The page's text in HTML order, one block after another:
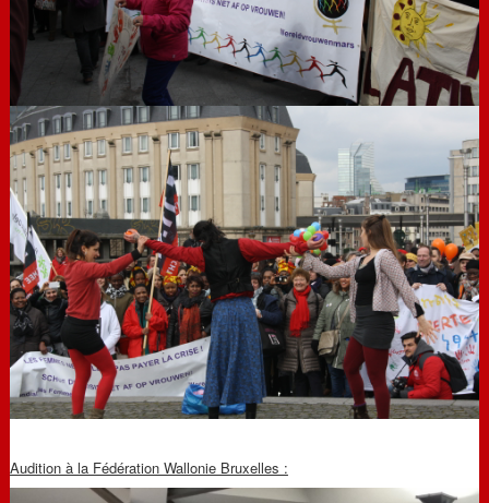
Audition à la Fédération Wallonie Bruxelles :